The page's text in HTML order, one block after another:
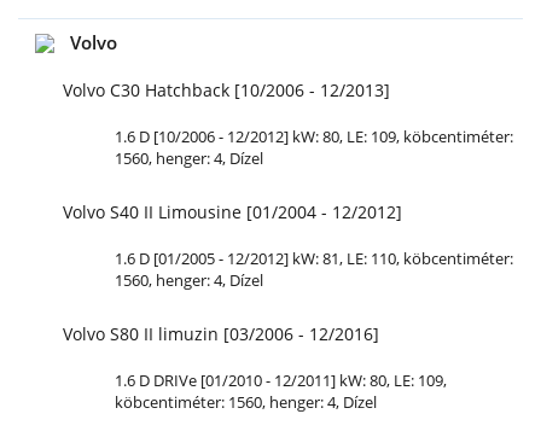
Volvo
Volvo C30 Hatchback [10/2006 - 12/2013]
1.6 D [10/2006 - 12/2012] kW: 80, LE: 109, köbcentiméter:
1560, henger: 4, Dízel
Volvo S40 II Limousine [01/2004 - 12/2012]
1.6 D [01/2005 - 12/2012] kW: 81, LE: 110, köbcentiméter:
1560, henger: 4, Dízel
Volvo S80 II limuzin [03/2006 - 12/2016]
1.6 D DRIVe [01/2010 - 12/2011] kW: 80, LE: 109,
köbcentiméter: 1560, henger: 4, Dízel